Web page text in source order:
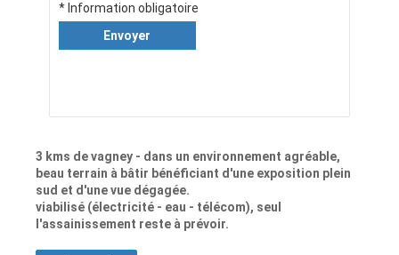
* Information obligatoire
Envoyer
3 kms de vagney - dans un environnement agréable,
beau terrain à bâtir bénéficiant d'une exposition plein
sud et d'une vue dégagée.
viabilisé (électricité - eau - télécom), seul
l'assainissement reste à prévoir.